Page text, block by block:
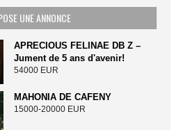
UNE ANNONCE
APRECIOUS FELINAE DB Z –
Jument de 5 ans d'avenir!
54000 EUR
MAHONIA DE CAFENY
15000-20000 EUR